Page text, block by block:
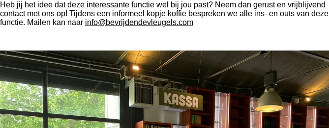
Heb jij het idee dat deze interessante functie wel bij jou past? Neem dan gerust en vrijblijvend
contact met ons op! Tijdens een informeel kopje koffie bespreken we alle ins- en outs van deze
functie. Mailen kan naar info@bevrijdendevleugels.com